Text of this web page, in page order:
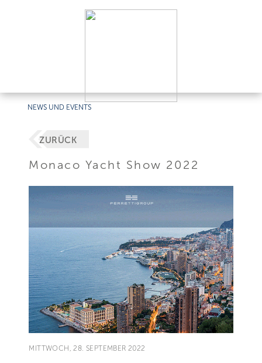
NEWS UND EVENTS
ZURÜCK
Monaco Yacht Show 2022
MITTWOCH, 28. SEPTEMBER 2022